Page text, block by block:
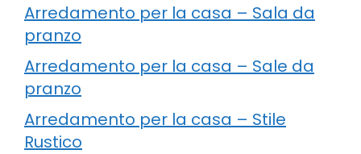
Arredamento per la casa – Sala da
pranzo
Arredamento per la casa – Sale da
pranzo
Arredamento per la casa – Stile
Rustico